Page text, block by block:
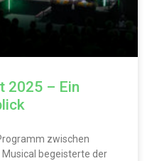
2025 – Ein
zwischen
Musical begeisterte der